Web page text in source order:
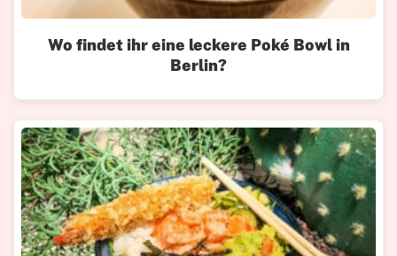
Wo findet ihr eine leckere Poké Bowl in
Berlin?